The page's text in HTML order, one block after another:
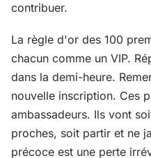
contribuer.
La règle d'or des 100
chacun comme un VIP.
dans la demi-heure.
nouvelle inscription. Ces
ambassadeurs. Ils vont
proches, soit partir et ne
précoce est une perte